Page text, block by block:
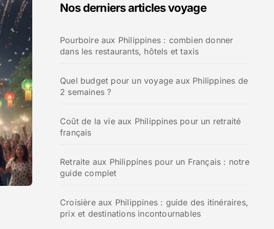
r
e
r
Nos derniers articles voyage
Pourboire aux Philippines : combien donner
dans les restaurants, hôtels et taxis
Quel budget pour un voyage aux Philippines de
2 semaines ?
Coût de la vie aux Philippines pour un retraité
français
Retraite aux Philippines pour un Français : notre
guide complet
Croisière aux Philippines : guide des itinéraires,
prix et destinations incontournables